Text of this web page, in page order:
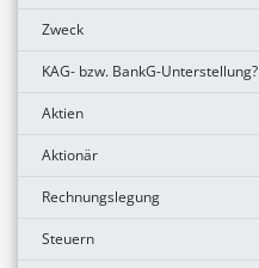
Zweck
KAG- bzw. BankG-Unterstellung?
Aktien
Aktionär
Rechnungslegung
Steuern